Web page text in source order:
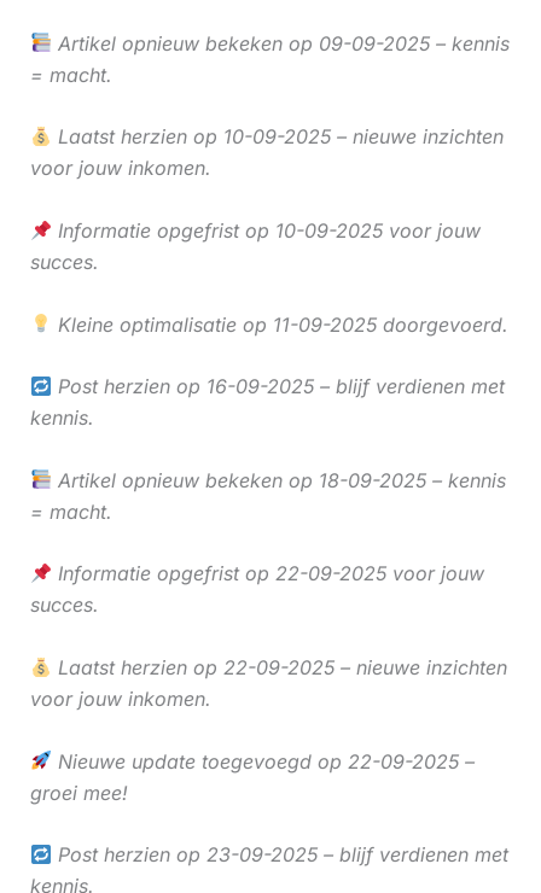
Artikel opnieuw bekeken op 09-09-2025 – kennis
= macht.
Laatst herzien op 10-09-2025 – nieuwe inzichten
voor jouw inkomen.
Informatie opgefrist op 10-09-2025 voor jouw
succes.
Kleine optimalisatie op 11-09-2025 doorgevoerd.
Post herzien op 16-09-2025 – blijf verdienen met
kennis.
Artikel opnieuw bekeken op 18-09-2025 – kennis
= macht.
Informatie opgefrist op 22-09-2025 voor jouw
succes.
Laatst herzien op 22-09-2025 – nieuwe inzichten
voor jouw inkomen.
Nieuwe update toegevoegd op 22-09-2025 –
groei mee!
Post herzien op 23-09-2025 – blijf verdienen met
kennis.